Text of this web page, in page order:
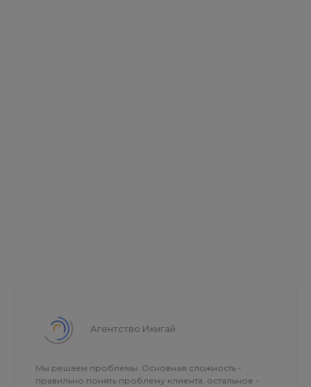
Агентство Икигай
Мы решаем проблемы. Основная сложность -
правильно понять проблему клиента, остальное -